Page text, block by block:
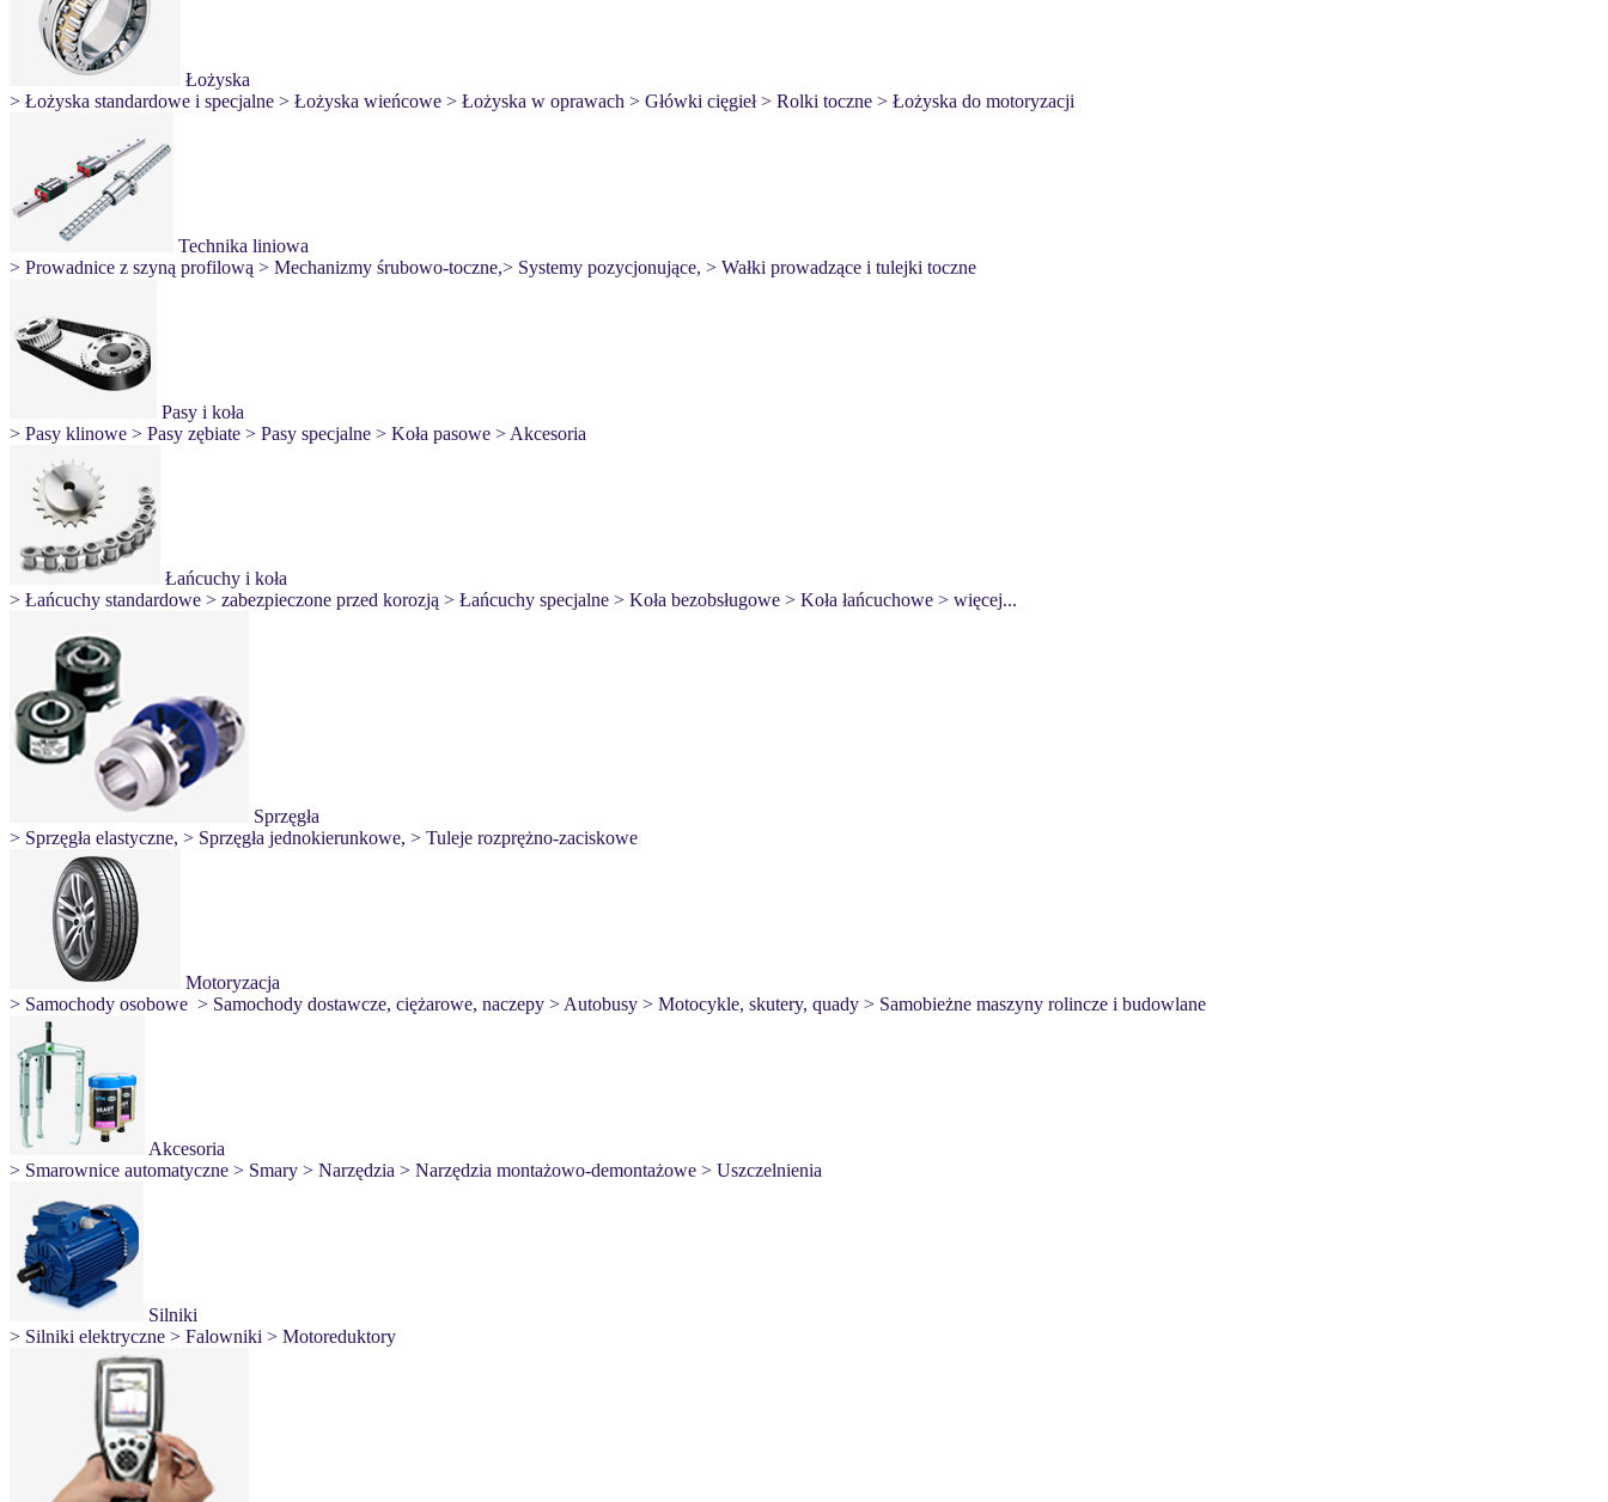
Łożyska
> Łożyska standardowe i specjalne > Łożyska wieńcowe > Łożyska w oprawach > Główki cięgieł > Rolki toczne > Łożyska do motoryzacji
Technika liniowa
> Prowadnice z szyną profilową > Mechanizmy śrubowo-toczne,> Systemy pozycjonujące, > Wałki prowadzące i tulejki toczne
Pasy i koła
> Pasy klinowe > Pasy zębiate > Pasy specjalne > Koła pasowe > Akcesoria
Łańcuchy i koła
> Łańcuchy standardowe > zabezpieczone przed korozją > Łańcuchy specjalne > Koła bezobsługowe > Koła łańcuchowe > więcej...
Sprzęgła
> Sprzęgła elastyczne, > Sprzęgła jednokierunkowe, > Tuleje rozprężno-zaciskowe
Motoryzacja
> Samochody osobowe > Samochody dostawcze, ciężarowe, naczepy > Autobusy > Motocykle, skutery, quady > Samobieżne maszyny rolincze i budowlane
Akcesoria
> Smarownice automatyczne > Smary > Narzędzia > Narzędzia montażowo-demontażowe > Uszczelnienia
Silniki
> Silniki elektryczne > Falowniki > Motoreduktory